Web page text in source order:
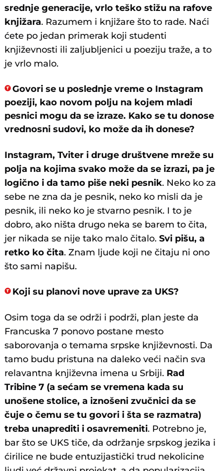
srednje generacije, vrlo teško stižu na rafove
knjižara. Razumem i knjižare što to rade. Naći
ćete po jedan primerak koji studenti
književnosti ili zaljubljenici u poeziju traže, a to
je vrlo malo.
Govori se u poslednje vreme o Instagram
poeziji, kao novom polju na kojem mladi
pesnici mogu da se izraze. Kako se tu donose
vrednosni sudovi, ko može da ih donese?
Instagram, Tviter i druge društvene mreže su
polja na kojima svako može da se izrazi, pa je
logično i da tamo piše neki pesnik. Neko ko za
sebe ne zna da je pesnik, neko ko misli da je
pesnik, ili neko ko je stvarno pesnik. I to je
dobro, ako ništa drugo neka se barem to čita,
jer nikada se nije tako malo čitalo.Svi pišu, a
retko ko čita. Znam ljude koji ne čitaju ni ono
što sami napišu.
Koji su planovi nove uprave za UKS?
Osim toga da se održi i podrži, plan jeste da
Francuska 7 ponovo postane mesto
saborovanja o temama srpske književnosti. Da
tamo budu pristuna na daleko veći način sva
relavantna književna imena u Srbiji. Rad
Tribine 7 (a sećam se vremena kada su
unošene stolice, a iznošeni zvučnici da se
čuje o čemu se tu govori i šta se razmatra)
treba unaprediti i osavremeniti. Potrebno je,
bar što se UKS tiče, da održanje srpskog jezika i
ćirilice ne bude entuzijastički trud nekolicine